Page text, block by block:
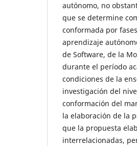
autónomo, no
que se determine
conformada por
aprendizaje
de Software, de la
durante el período
condiciones de la
investigación del
conformación del
la elaboración de la
que la propuesta
interrelacionadas,